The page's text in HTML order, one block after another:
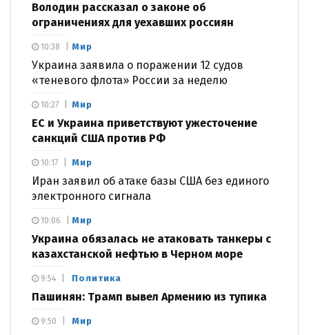
Володин рассказал о законе об
ограничениях для уехавших россиян
Мир
Украина заявила о поражении 12 судов
«теневого флота» России за неделю
10:38
Мир
ЕС и Украина приветствуют ужесточение
санкций США против РФ
10:27
Мир
Иран заявил об атаке базы США без единого
электронного сигнала
10:17
Мир
Украина обязалась не атаковать танкеры с
казахстанской нефтью в Черном море
10:06
Политика
Пашинян: Трамп вывел Армению из тупика
9:54
Мир
9:50